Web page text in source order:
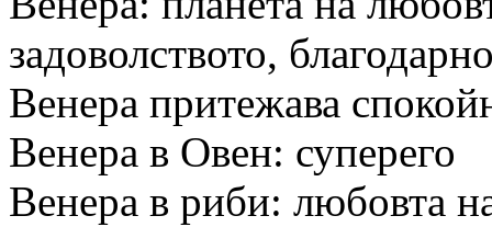
задоволството,
Венера притежава
Венера в Овен: суперего
Венера в риби: любовта